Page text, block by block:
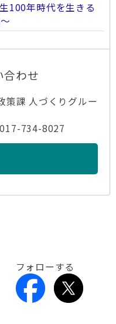
100年時代を生きる
合わせ
策課 人づくりグルー
734-8027
フォローする